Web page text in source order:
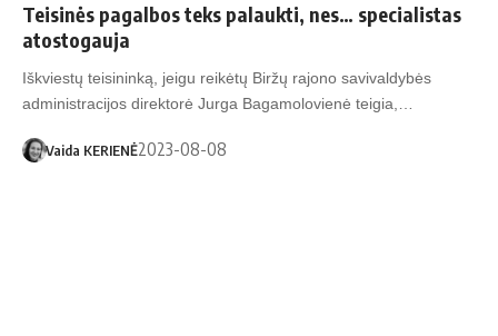
Teisinės pagalbos teks palaukti, nes… specialistas
atostogauja
Iškviestų teisininką, jeigu reikėtų Biržų rajono savivaldybės
administracijos direktorė Jurga Bagamolovienė teigia,…
Vaida KERIENĖ2023-08-08